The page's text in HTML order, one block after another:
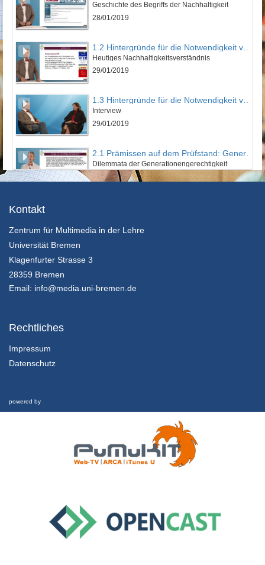
Geschichte des Begriffs der Nachhaltigkeit
28/01/2019
Heutiges Nachhaltigkeitsverständnis
29/01/2019
1.3 Hintergründe für die Notwendigkeit von Bildung für nachhaltige Entwicklung
Interview
29/01/2019
Dilemmata der Generationengerechtigkeit
29/01/2019
29/01/2019
Kontakt
Zentrum für Multimedia in der Lehre
Universität Bremen
Klagenfurter Strasse 3
28359 Bremen
Email: info@media.uni-bremen.de
Rechtliches
Impressum
Datenschutz
powered by